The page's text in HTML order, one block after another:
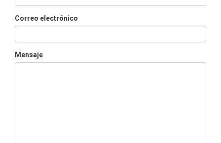
Correo electrónico
Mensaje